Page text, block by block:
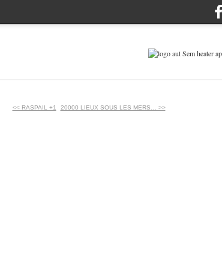
<< RASPAIL +1 20000 LIEUX SOUS LES MERS… >>